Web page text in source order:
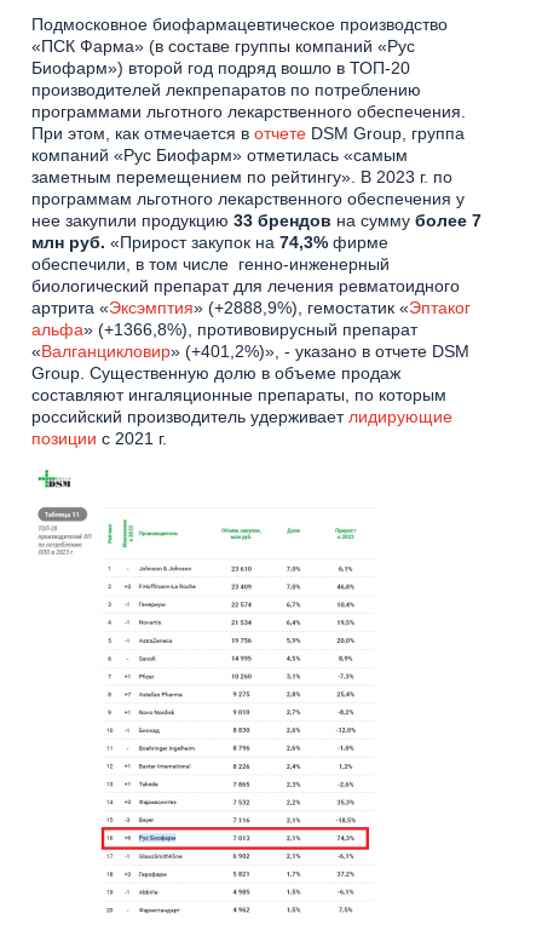
Подмосковное биофармацевтическое производство
«ПСК Фарма» (в составе группы компаний «Рус
Биофарм») второй год подряд вошло в ТОП-20
производителей лекпрепаратов по потреблению
программами льготного лекарственного обеспечения.
При этом, как отмечается вотчете DSM Group, группа
компаний «Рус Биофарм» отметилась «самым
заметным перемещением по рейтингу». В 2023 г. по
программам льготного лекарственного обеспечения у
нее закупили продукцию33 брендов на суммуболее 7
млн руб. «Прирост закупок на74,3% фирме
обеспечили, в том числе генно-инженерный
биологический препарат для лечения ревматоидного
артрита «Эксэмптия» (+2888,9%), гемостатик «Эптаког
альфа» (+1366,8%), противовирусный препарат
«Валганцикловир» (+401,2%)», - указано в отчете DSM
Group. Существенную долю в объеме продаж
составляют ингаляционные препараты, по которым
российский производитель удерживает лидирующие
позиции с 2021 г.